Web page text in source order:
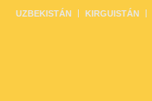
UZBEKISTÁN KIRGUISTÁN